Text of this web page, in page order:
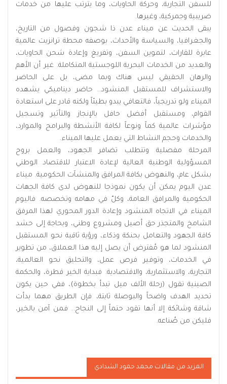
للسفن التجارية، وحركة الحاويات، وما يترتب عليها من خدمات
ضريبية وجمركية، وغيرها.
يبقى الحديث عن ميناء عدن ذا شجون وفصول من التاريخ،
والجغرافيا، والسياسة والأحداث، بوصفه محطة ترانزيت عالمية
عابرة للقارات، لتموين السفن، وتفريغ وإعادة شحن الحاويات،
والعديد من الخدمات البحرية اللوجستية المتكاملة. غير أن الأهم
والرهان الحقيقي ليس هناك وبما مضى، بل على الحاضر
والاستشراف للمستقبل المنشود.. حاضر ديناميكي يشهده
الميناء ولو تدريجياً، فالتعافي يبدو بطيئاً ولكنه قادر على استعادة
القوام، ومستقبل أفضل حافل بالإنجاز والتأثير وتسجيل
مؤشرات عالمية كماً ونوعاً لكافة الأنشطة والبرامج والموارد،
والخدمات وحجم النشاط التي يعمل عليها الميناء.
المرحلة مفصلية وتتطلب تضافر الجهود، والعمل بروح
المسؤولية الوطنية العالية لإعادة الاعتبار للاقتصاد الوطني
بشكل عام، والنهوض بكافة المرافق والمنشآت الحكومية. ميناء
عدن اليوم يمكن أن يكون نموذجا للنهوض لدى كافة الجهات
الحكومية والمرافق العامة، وكلّ في مهامه وتخصصه. فاليوم
الميناء في الاتجاه المنشود وإعادة الدور المحوري لهذا المرفق
الشامخ والمتجذر حق أصيل ومشروع وطني، وبحاجة إلى حشد
كافة الجهود والتعامل بحنكة وذكاء، ورؤية ثاقبة نحو المستقبل
المنشود لما هو مُفترض أن يصل إليه هذا العملاق، من تطوير
في الخدمات، وتوفير فرص عمل، والتحليق نحو العالمية،
التجارية، والاستثمارية، والاقتصادية. فبداية الخير قطرة، والحكمة
الصينية تقول (رحلة الألف ميل تبدأ بخطوة)، ففي حين يكون
تحديد الهدف واضحاً والبوصلة ثابتة، فإن الطريق مهما بدأت
شاقة وشائكة إلا أنها تقود حتماً إلى النجاح.. فمن آمن بالخير،
فليكن من صُناعه.
المزيد من مقالات محمد حمود الشدادي